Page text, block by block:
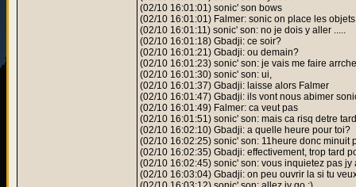
(02/10 16:01:01) sonic' son bows
(02/10 16:01:01) Falmer: sonic on place les objets
(02/10 16:01:11) sonic' son: no je dois y aller .....
(02/10 16:01:18) Gbadji: ce soir?
(02/10 16:01:21) Gbadji: ou demain?
(02/10 16:01:23) sonic' son: je vais me faire
(02/10 16:01:30) sonic' son: ui,
(02/10 16:01:37) Gbadji: laisse alors Falmer
(02/10 16:01:47) Gbadji: ils vont nous abimer
(02/10 16:01:49) Falmer: ca veut pas
(02/10 16:01:51) sonic' son: mais ca risq detre
(02/10 16:02:10) Gbadji: a quelle heure pour toi?
(02/10 16:02:25) sonic' son: 11heure donc minuit
(02/10 16:02:35) Gbadji: effectivement, trop tard
(02/10 16:02:45) sonic' son: vous inquietez pas jy
(02/10 16:03:04) Gbadji: on peu ouvrir la si tu